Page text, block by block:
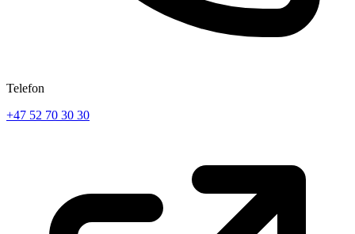
Telefon
+47 52 70 30 30